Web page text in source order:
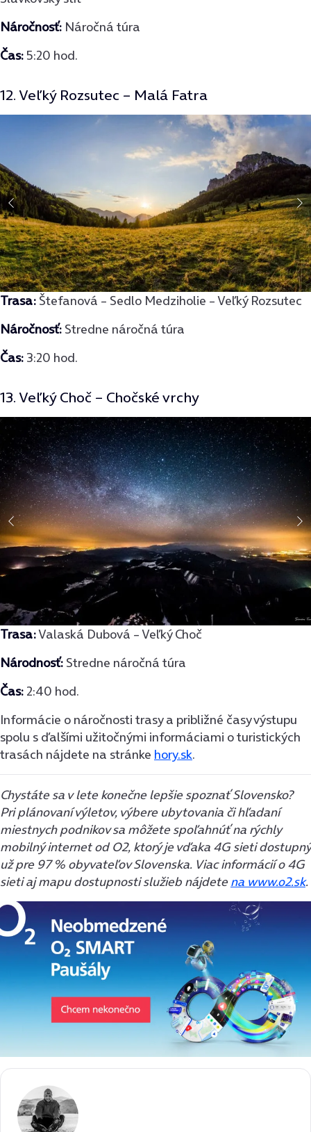
Náročnosť: Náročná túra
Čas: 5:20 hod.
12. Veľký Rozsutec – Malá Fatra
Trasa: Štefanová – Sedlo Medziholie – Veľký Rozsutec
Náročnosť: Stredne náročná túra
Čas: 3:20 hod.
13. Veľký Choč – Chočské vrchy
Trasa:Valaská Dubová – Veľký Choč
Národnosť: Stredne náročná túra
Čas: 2:40 hod.
Informácie o náročnosti trasy a približné časy výstupu
spolu s ďalšími užitočnými informáciami o turistických
trasách nájdete na stránke hory.sk.
Chystáte sa v lete konečne lepšie spoznať Slovensko?
Pri plánovaní výletov, výbere ubytovania či hľadaní
miestnych podnikov sa môžete spoľahnúť na rýchly
mobilný internet od O2, ktorý je vďaka 4G sieti dostupný
už pre 97 % obyvateľov Slovenska. Viac informácií o 4G
sieti aj mapu dostupnosti služieb nájdete na www.o2.sk.